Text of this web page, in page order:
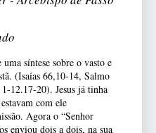
síntese sobre o vasto e
(Isaías 66,10-14, Salmo
12.17-20). Jesus já tinha
com ele
Agora o “Senhor
enviou dois a dois, na sua